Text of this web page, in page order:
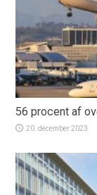
56 procent af
20. december 2023